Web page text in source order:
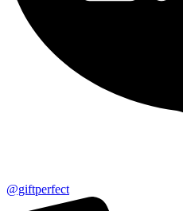
@giftperfect